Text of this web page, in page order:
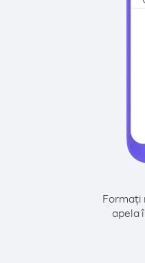
Formați
apela